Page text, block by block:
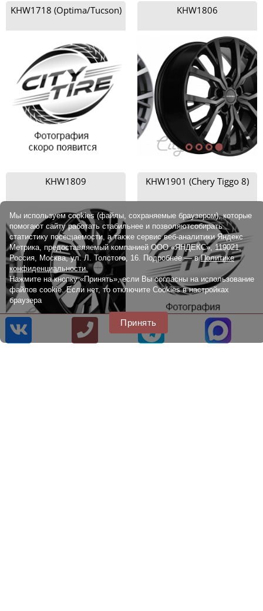
KHW1718 (Optima/Tucson) KHW1806
KHW1809 KHW1901 (Chery Tiggo 8)
Мы используем cookies (файлы, сохраняемые браузером), которые
помогают сайту работать стабильнее и позволяютсобирать
статистику посещаемости, а также сервис веб-аналитики Яндекс
Метрика, предоставляемый компанией ООО «ЯНДЕКС», 119021,
Россия, Москва, ул. Л. Толстого, 16. Подробнее — вПолитике
конфиденциальности.
Нажмите на кнопку «Принять», если Вы согласны на использование
файлов cookie. Если нет, то отключите Cookies в настройках
браузера
Принять